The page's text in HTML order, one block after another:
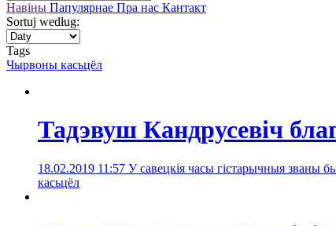
Навіны Папулярнае Пра нас Кантакт
Sortuj według:
Tags
Чырвоны касьцёл
Тадэвуш Кандрусевіч
18.02.2019 11:57 У савецкія часы гістарычныя званы
касьцёл